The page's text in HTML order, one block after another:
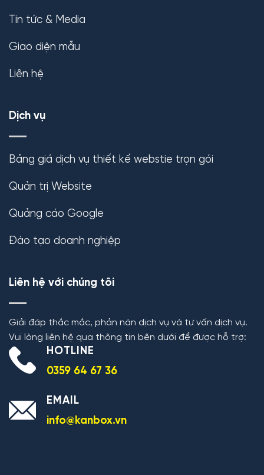
Tin tức & Media
Giao diện mẫu
Liên hệ
Dịch vụ
Bảng giá dịch vụ thiết kế webstie trọn gói
Quản trị Website
Quảng cáo Google
Đào tạo doanh nghiệp
Liên hệ với chúng tôi
Giải đáp thắc mắc, phản nàn dịch vụ và tư vấn dịch vụ.
Vui lòng liên hệ qua thông tin bên dưới để được hỗ trợ:
HOTLINE
0359 64 67 36
EMAIL
info@kanbox.vn